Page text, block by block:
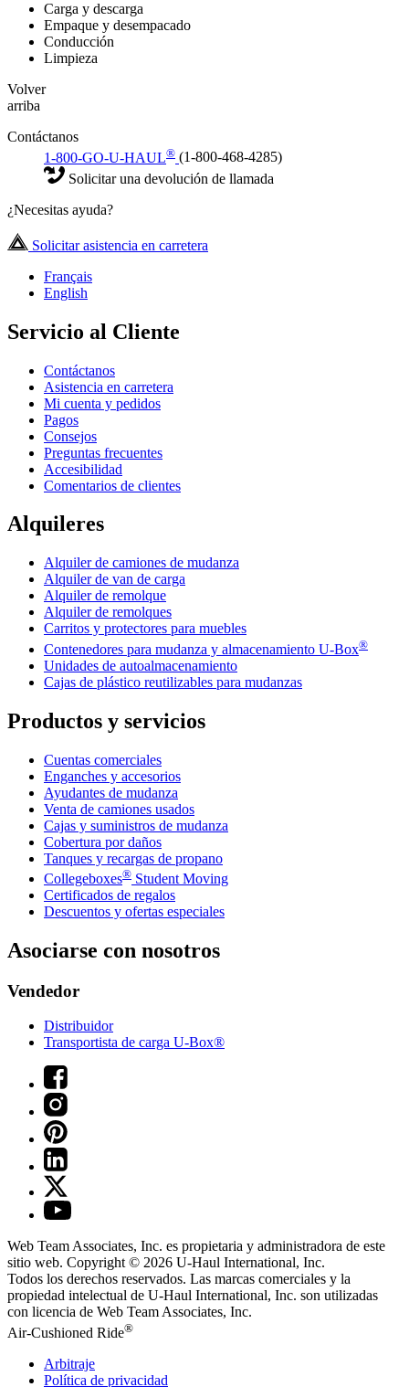
Carga y descarga
Empaque y desempacado
Conducción
Limpieza
Volver
arriba
Contáctanos
1-800-GO-U-HAUL® (1-800-468-4285)
Solicitar una devolución de llamada
¿Necesitas ayuda?
Solicitar asistencia en carretera
Français
English
Servicio al Cliente
Contáctanos
Asistencia en carretera
Mi cuenta y pedidos
Pagos
Consejos
Preguntas frecuentes
Accesibilidad
Comentarios de clientes
Alquileres
Alquiler de camiones de mudanza
Alquiler de van de carga
Alquiler de remolque
Alquiler de remolques
Carritos y protectores para muebles
Contenedores para mudanza y almacenamiento U-Box®
Unidades de autoalmacenamiento
Cajas de plástico reutilizables para mudanzas
Productos y servicios
Cuentas comerciales
Enganches y accesorios
Ayudantes de mudanza
Venta de camiones usados
Cajas y suministros de mudanza
Cobertura por daños
Tanques y recargas de propano
Collegeboxes® Student Moving
Certificados de regalos
Descuentos y ofertas especiales
Asociarse con nosotros
Vendedor
Distribuidor
Transportista de carga U-Box®
Web Team Associates, Inc. es propietaria y administradora de este
sitio web. Copyright © 2026 U-Haul International, Inc.
Todos los derechos reservados. Las marcas comerciales y la
propiedad intelectual de U-Haul International, Inc. son utilizadas
con licencia de Web Team Associates, Inc.
Air-Cushioned Ride®
Arbitraje
Política de privacidad